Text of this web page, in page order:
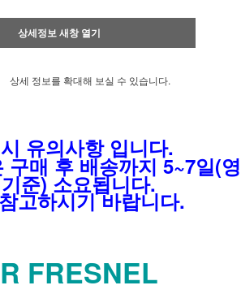
상세정보 새창 열기
상세 정보를 확대해 보실 수 있습니다.
유의사항 입니다.
구매 후 배송까지 5~7일(영
준) 소요됩니다.
고하시기 바랍니다.
FRESNEL